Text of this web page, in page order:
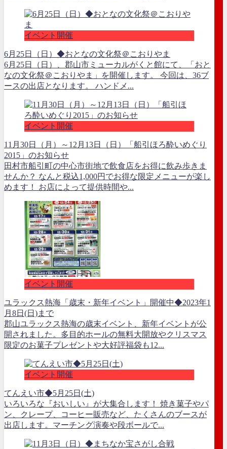
イベント開催
6月25日（日）◆おとなの文化祭＠こおりやま
6月25日（日）、郡山市ミューカルがくと館にて、「おと
なの文化祭＠こおりやま」を開催します。 今回は、36ブ
ースの出店となります。 ハンドメ...
イベント開催
11月30日（月）～12月13日（日）「船引ほろ酔いめぐり
2015」のお知らせ
田村市船引町の中心市街地で飲食店をお得に飲み歩きま
せんか？ なんと税込1,000円でお得な限定メニューが楽し
めます！ お店によって提供時間や...
イベント開催
ユラックス熱海「歳末・新年イベント」開催中◆2023年1
月8日(日)まで
郡山ユラックス熱海の歳末イベント、新年イベントが公
開されました。多目的ホールの無料大開放やクリスマス
限定のお菓子プレゼントや大好評福袋も12...
イベント開催
てんえい市◆5月25日(土)
いろいろな『おいしい』が大集合します！ 焼き菓子やパ
ン、クレープ、コーヒー販売など、たくさんのブースが
出店します。マーチング演奏や段ボールで...